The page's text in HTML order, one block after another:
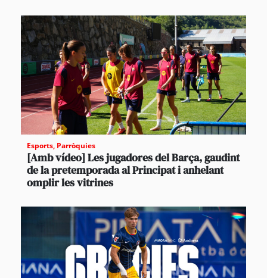
Esports, Parròquies
[Amb vídeo] Les jugadores del Barça, gaudint
de la pretemporada al Principat i anhelant
omplir les vitrines